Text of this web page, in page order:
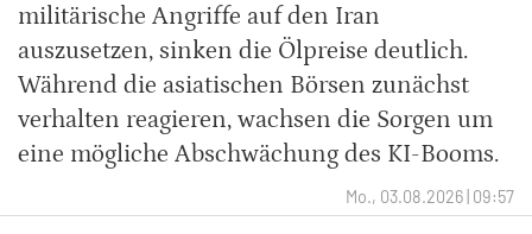
militärische Angriffe auf den Iran
auszusetzen, sinken die Ölpreise deutlich.
Während die asiatischen Börsen zunächst
verhalten reagieren, wachsen die Sorgen um
eine mögliche Abschwächung des KI-Booms.
Mo., 03.08.2026 | 09:57